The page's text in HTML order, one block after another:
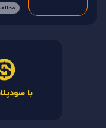
با